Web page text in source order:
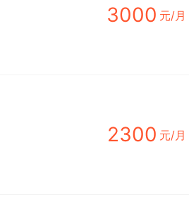
3000 元/月
2300 元/月